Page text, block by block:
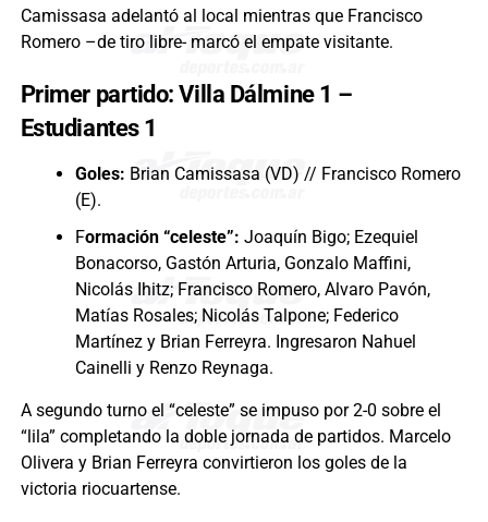
Camissasa adelantó al local mientras que Francisco
Romero –de tiro libre- marcó el empate visitante.
Primer partido: Villa Dálmine 1 –
Estudiantes 1
Goles: Brian Camissasa (VD) // Francisco Romero
(E).
Formación “celeste”: Joaquín Bigo; Ezequiel
Bonacorso, Gastón Arturia, Gonzalo Maffini,
Nicolás Ihitz; Francisco Romero, Alvaro Pavón,
Matías Rosales; Nicolás Talpone; Federico
Martínez y Brian Ferreyra. Ingresaron Nahuel
Cainelli y Renzo Reynaga.
A segundo turno el “celeste” se impuso por 2-0 sobre el
“lila” completando la doble jornada de partidos. Marcelo
Olivera y Brian Ferreyra convirtieron los goles de la
victoria riocuartense.